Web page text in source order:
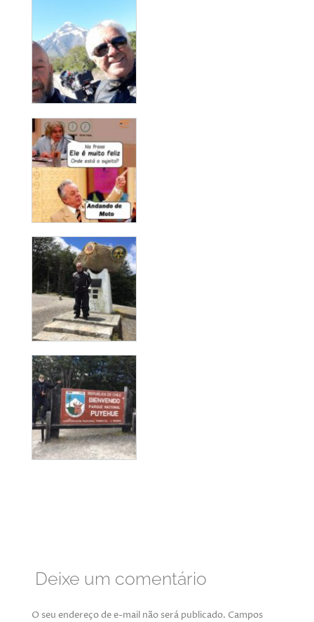
Deixe um comentário
O seu endereço de e-mail não será publicado. Campos